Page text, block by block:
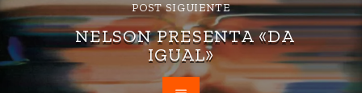
POST SIGUIENTE
NELSON PRESENTA «DA
IGUAL»